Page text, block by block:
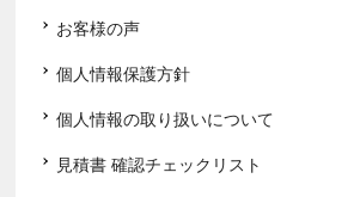
お客様の声
個人情報保護方針
個人情報の取り扱いについて
見積書 確認チェックリスト